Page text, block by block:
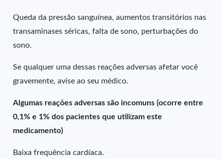
Queda da pressão sanguínea, aumentos transitórios nas
transaminases séricas, falta de sono, perturbações do
sono.
Se qualquer uma dessas reações adversas afetar você
gravemente, avise ao seu médico.
Algumas reações adversas são incomuns (ocorre entre
0,1% e 1% dos pacientes que utilizam este
medicamento)
Baixa frequência cardíaca.